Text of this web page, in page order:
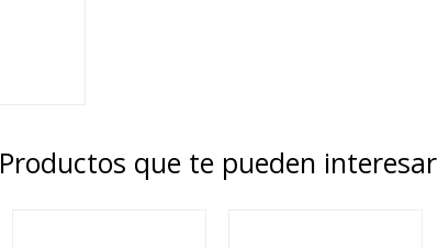
Productos que te pueden interesar